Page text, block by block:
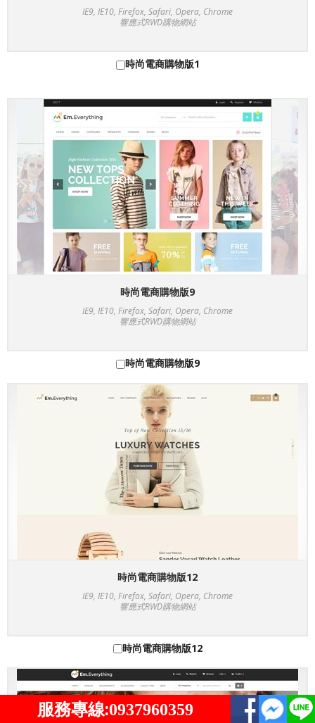
IE9, IE10, Firefox, Safari, Opera, Chrome
響應式RWD購物網站
時尚電商購物版1
時尚電商購物版9
IE9, IE10, Firefox, Safari, Opera, Chrome
響應式RWD購物網站
時尚電商購物版9
時尚電商購物版12
IE9, IE10, Firefox, Safari, Opera, Chrome
響應式RWD購物網站
時尚電商購物版12
服務專線:0937960359